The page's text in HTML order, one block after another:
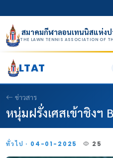
สมาคมกีฬาลอนเทนนิสแห่งป
THE LAWN TENNIS ASSOCIATION OF
LTAT
ข่าวสาร
หนุ่มฝรั่งเศสเข้าชิงฯ
ทั่วไป · 04-01-2025 25